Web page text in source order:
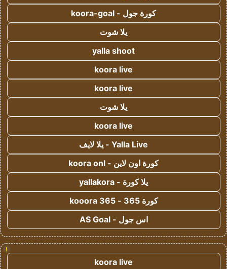
كورة جول - koora-goal
يلا شوت
yalla shoot
koora live
koora live
يلا شوت
koora live
Yalla Live - يلا لايف
كورة اون لاين - koora onl
يلا كورة - yallakora
كورة 365 - kooora 365
اس جول - AS Goal
!
koora live